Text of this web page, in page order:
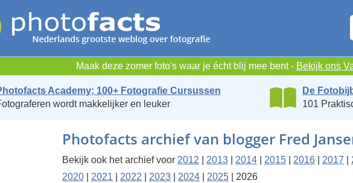
Maak deze zomer foto's waar je écht blij mee bent - Bekijk ons
Academy; 100+ Fotografie Cursussen
wordt makkelijker en leuker
De
101
Photofacts archief van blogger Fred
Bekijk ook het archief voor 2012 2013 2014 2015 2016 2017
2020
2021 2022 2023 2024 2025 | 2026